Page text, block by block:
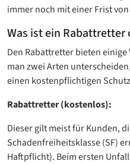
immer noch mit einer Frist
Was ist ein Rabattretter
Den Rabattretter bieten
man zwei Arten
einen kostenpflichtigen
Rabattretter (kostenlos):
Dieser gilt meist für Kunden,
Schadenfreiheitsklasse (SF)
Haftpflicht). Beim ersten